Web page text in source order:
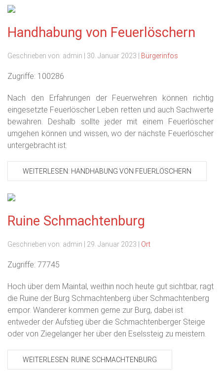
Handhabung von Feuerlöschern
Geschrieben von: admin 30. Januar 2023 Bürgerinfos
Zugriffe: 100286
Nach den Erfahrungen der Feuerwehren können richtig
eingesetzte Feuerlöscher Leben retten und auch Sachwerte
bewahren. Deshalb sollte jeder mit einem Feuerlöscher
umgehen können und wissen, wo der nächste Feuerlöscher
untergebracht ist.
WEITERLESEN: HANDHABUNG VON FEUERLÖSCHERN
Ruine Schmachtenburg
Geschrieben von: admin 29. Januar 2023 Ort
Zugriffe: 77745
Hoch über dem Maintal, weithin noch heute gut sichtbar, ragt
die Ruine der Burg Schmachtenberg über Schmachtenberg
empor. Wanderer kommen gerne zur Burg, dabei ist
entweder der Aufstieg über die Schmachtenberger Steige
oder von Ziegelanger her über den Eselssteig zu meistern.
WEITERLESEN: RUINE SCHMACHTENBURG